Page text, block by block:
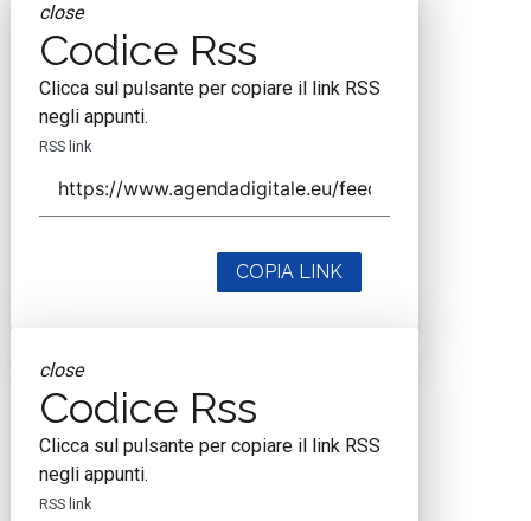
close
Codice Rss
Clicca sul pulsante per copiare il link RSS
negli appunti.
RSS link
COPIA LINK
close
Codice Rss
Clicca sul pulsante per copiare il link RSS
negli appunti.
RSS link